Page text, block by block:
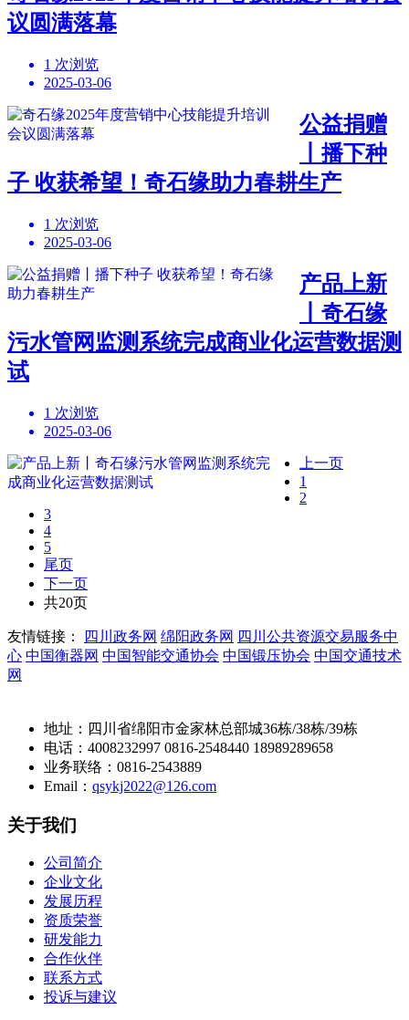
议圆满落幕
1 次浏览
2025-03-06
公益捐赠
丨播下种
子 收获希望！奇石缘助力春耕生产
1 次浏览
2025-03-06
产品上新
丨奇石缘
污水管网监测系统完成商业化运营数据测
试
1 次浏览
2025-03-06
上一页
1
2
3
4
5
尾页
下一页
共20页
友情链接： 四川政务网 绵阳政务网 四川公共资源交易服务中
心 中国衡器网 中国智能交通协会 中国锻压协会 中国交通技术
网
地址：四川省绵阳市金家林总部城36栋/38栋/39栋
电话：4008232997 0816-2548440 18989289658
业务联络：0816-2543889
Email： qsykj2022@126.com
关于我们
公司简介
企业文化
发展历程
资质荣誉
研发能力
合作伙伴
联系方式
投诉与建议